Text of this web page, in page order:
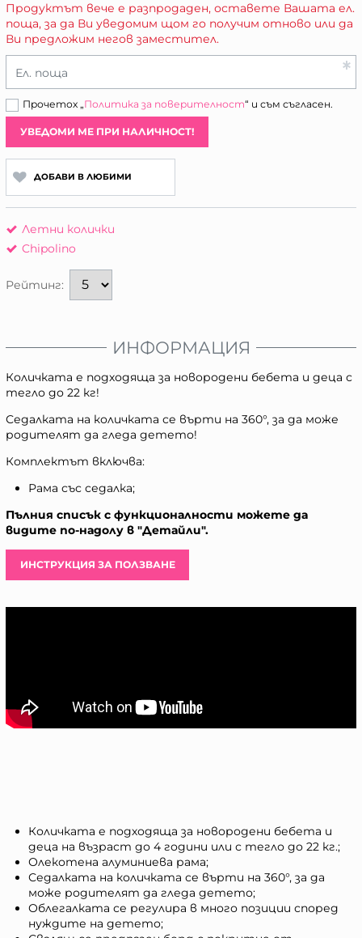
Продуктът вече е разпродаден, оставете Вашата ел.
поща, за да Ви уведомим щом го получим отново или да
Ви предложим негов заместител.
Ел. поща
Прочетох „Политика за поверителност“ и съм съгласен.
УВЕДОМИ МЕ ПРИ НАЛИЧНОСТ!
ДОБАВИ В ЛЮБИМИ
Летни колички
Chipolino
Рейтинг:
ИНФОРМАЦИЯ
Количката е подходяща за новородени бебета и деца с
тегло до 22 кг!
Седалката на количката се върти на 360°, за да може
родителят да гледа детето!
Комплектът включва:
Рама със седалка;
Пълния списък с функционалности можете да
видите по-надолу в "Детайли".
ИНСТРУКЦИЯ ЗА ПОЛЗВАНЕ
Количката е подходяща за новородени бебета и
деца на възраст до 4 години или с тегло до 22 кг.;
Олекотена алуминиева рама;
Седалката на количката се върти на 360°, за да
може родителят да гледа детето;
Облегалката се регулира в много позиции според
нуждите на детето;